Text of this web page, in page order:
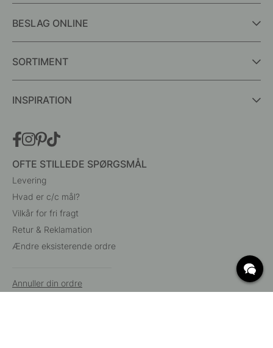
BESLAG ONLINE
SORTIMENT
INSPIRATION
OFTE STILLEDE SPØRGSMÅL
Levering
Hvad er c/c mål?
Vilkår for fri fragt
Retur & Reklamation
Ændre eksisterende ordre
Annuller din ordre